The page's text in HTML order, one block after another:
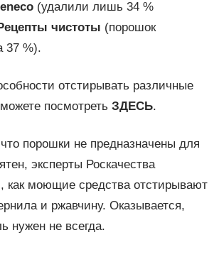
eco(удалили лишь 34 %
чистоты (порошок
37 %).
отстирывать различные
посмотреть ЗДЕСЬ.
порошки не предназначены для
эксперты Роскачества
как моющие средства отстирывают
и ржавчину. Оказывается,
нужен не всегда.